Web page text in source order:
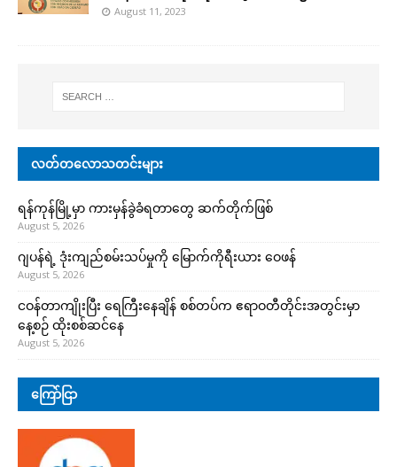
August 11, 2023
လတ်တလောသတင်းများ
ရန်ကုန်မြို့မှာ ကားမှန်ခွဲခံရတာတွေ ဆက်တိုက်ဖြစ်
August 5, 2026
ဂျပန်ရဲ့ ဒုံးကျည်စမ်းသပ်မှုကို မြောက်ကိုရီးယား ဝေဖန်
August 5, 2026
ငဝန်တာကျိုးပြီး ရေကြီးနေချိန် စစ်တပ်က ဧရာဝတီတိုင်းအတွင်းမှာ
နေ့စဉ် ထိုးစစ်ဆင်နေ
August 5, 2026
ကြော်ငြာ